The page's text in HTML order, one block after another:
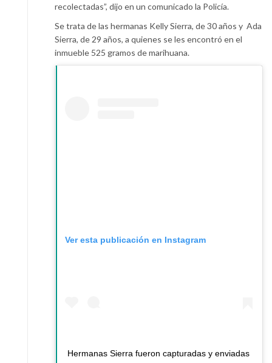
recolectadas”, dijo en un comunicado la Policía.
Se trata de las hermanas Kelly Sierra, de 30 años y Ada
Sierra, de 29 años, a quienes se les encontró en el
inmueble 525 gramos de marihuana.
Ver esta publicación en Instagram
Hermanas Sierra fueron capturadas y enviadas